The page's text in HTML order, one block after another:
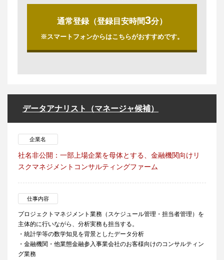
通常登録（登録目安時間3分）
※スマートフォンからはこちらがおすすめです。
データアナリスト（マネージャ候補）
企業名
社名非公開：一部上場企業を母体とする、金融機関向けリ
スクマネジメントコンサルティングファーム
仕事内容
プロジェクトマネジメント業務（スケジュール管理・担当者管理）を
主体的に行いながら、分析実務も担当する。
・統計学等の数学知見を背景としたデータ分析
・金融機関・他業態金融参入事業会社のお客様向けのコンサルティン
グ業務